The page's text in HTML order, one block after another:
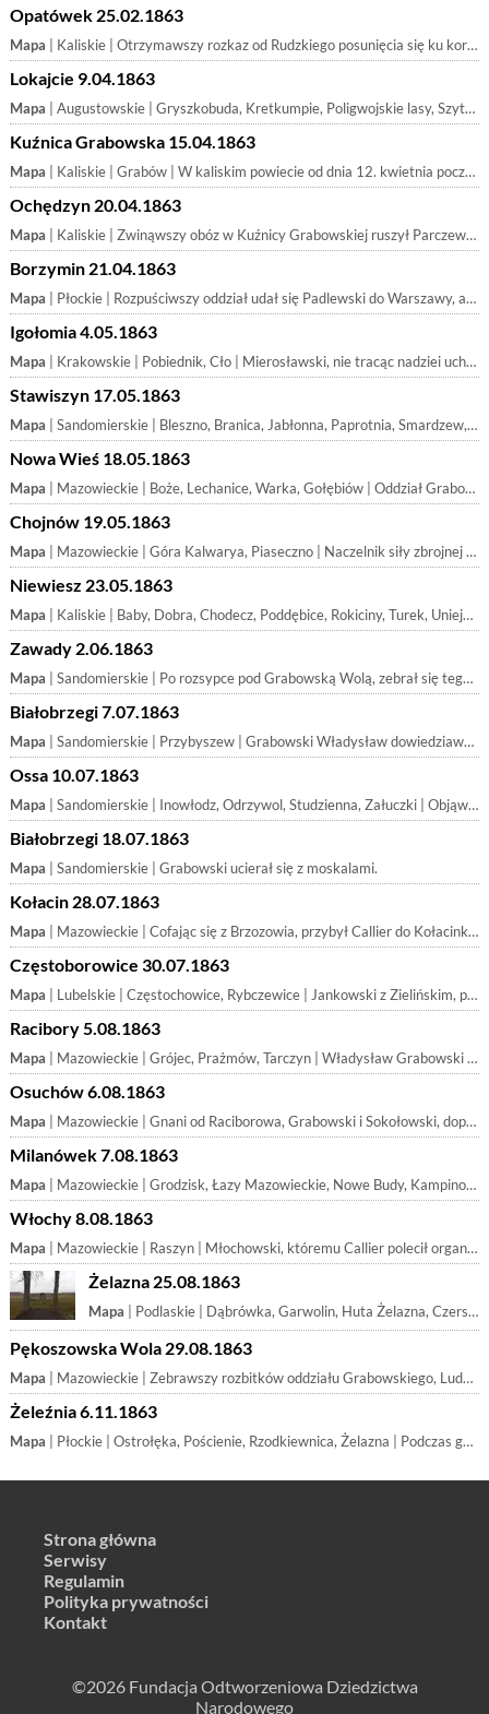
Opatówek 25.02.1863
Mapa | Kaliskie | Otrzymawszy rozkaz od Rudzkiego posunięcia się ku kordonowi po bron, oddział i Józefa Oxińskiego ze szkoły wojskowej w Cuneo, źle uzbrojony, składają
Lokajcie 9.04.1863
Mapa | Augustowskie | Gryszkobuda, Kretkumpie, Poligwojskie lasy, Szytejki, Sapież | ścigany przez znaczniejsze siły moskiewskie, przeniósł Andruszkiewicz obóz na północ bliżej Niemna i ominąwszy Wysoką i Karczową Rudę 7. 4. stanął pod
Kuźnica Grabowska 15.04.1863
Mapa | Kaliskie | Grabów | W kaliskim powiecie od dnia 12. kwietnia począł formować oddział Franciszek Parczewski, mianowany naczelnikiem tegoż powiatu. W czasie organizowania,
Ochędzyn 20.04.1863
Mapa | Kaliskie | Zwinąwszy obóz w Kuźnicy Grabowskiej ruszył Parczewski w kierunku południowo-wschodnim, aby w okolicach Działoszyna połączyć się z celem wspólnego dz
Borzymin 21.04.1863
Mapa | Płockie | Rozpuściwszy oddział udał się Padlewski do Warszawy, aby otrzymać misyę w Lubelskie. Rząd atoli odmówi! mu i nakazał niezwłoczny powrót w Płockie, Pr
Igołomia 4.05.1863
Mapa | Krakowskie | Pobiednik, Cło | Mierosławski, nie tracąc nadziei uchwycenia rządów powstańczych, wysłał do Krakowa Jana Kurzynę celem organizowania na własną rękę, wbrew Rządowi Naro
Stawiszyn 17.05.1863
Mapa | Sandomierskie | Bleszno, Branica, Jabłonna, Paprotnia, Smardzew, Stromiec | Uchodząc przed wojskami Meller-Zakomelskiego Drewnowski, pozostawiając 10 ułanów ochotników ich losowi pod Ulnowein zostawił za sobą aryergardę z 70 s
Nowa Wieś 18.05.1863
Mapa | Mazowieckie | Boże, Lechanice, Warka, Gołębiów | Oddział Grabowskiego, uchodząc przed pościgiem g-la Meller-Zakomelskiego ciągle za mm postępującego, przez wieś Boże zdążał do Pilicy, którą przeszedł
Chojnów 19.05.1863
Mapa | Mazowieckie | Góra Kalwarya, Piaseczno | Naczelnik siły zbrojnej powiatu warszawskiego major Kononowicz zawiadomiony, że moskale po rozbiciu Grabowskiego pod Nową Wsią (p. t) zatrzymali się w
Niewiesz 23.05.1863
Mapa | Kaliskie | Baby, Dobra, Chodecz, Poddębice, Rokiciny, Turek, Uniejów | Oddziały Oborskiego, Włodka i Szumlańskiego pod dowództwem Słupskiego, liczące 1400 ludzi, wkroczywszy z Mazowieckiego w Kaliskie, stoczyły koło Uniej
Zawady 2.06.1863
Mapa | Sandomierskie | Po rozsypce pod Grabowską Wolą, zebrał się tegoż samego dnia wieczorem na nowo oddział Kononowicz a, lecz otoczony zewsząd, rozpuścił Kononowicz ludzi
Białobrzegi 7.07.1863
Mapa | Sandomierskie | Przybyszew | Grabowski Władysław dowiedziawszy się, że w Białobrzegach znajduje się tylko 1 rota piechoty bez dowódcy i 30 kozaków dońskich, rozdzielił po północy
Ossa 10.07.1863
Mapa | Sandomierskie | Inowłodz, Odrzywol, Studzienna, Załuczki | Objąwszy obowiązki dowódcy po Bajerze, który zbyt powolnie pracował nad organizacyą, przez dwa miesiące organizował major Ludwik Żychliński w okolicy
Białobrzegi 18.07.1863
Mapa | Sandomierskie | Grabowski ucierał się z moskalami.
Kołacin 28.07.1863
Mapa | Mazowieckie | Cofając się z Brzozowia, przybył Callier do Kołacinka w zamiarze wypoczęcia w pobliskim Kołacinie. Wobec jednak wiadomości, że tamże znajdują się koza
Częstoborowice 30.07.1863
Mapa | Lubelskie | Częstochowice, Rybczewice | Jankowski z Zielińskim, połączywszy się z oddziałem Grzymały, mając razem około 1000 ludzi, zatrzymali się we dworze w Rybczewicach. Niebawem Grzymała
Racibory 5.08.1863
Mapa | Mazowieckie | Grójec, Prażmów, Tarczyn | Władysław Grabowski w 140 jazdy — w tem resztki 50 ludzi rozbitego przez Krasnowa oddziałku po Bajerze — i 70 piechoty połączył się z Konstantym Sokoł
Osuchów 6.08.1863
Mapa | Mazowieckie | Gnani od Raciborowa, Grabowski i Sokołowski, dopędzeni koło Osuchowa w dalszym ciągu ratowali się ucieczką w stronę Grodziska
Milanówek 7.08.1863
Mapa | Mazowieckie | Grodzisk, Łazy Mazowieckie, Nowe Budy, Kampinos, Płochocin, | Uchodząc z pod Osuchowa Grabowski i Sokołowski zatrzymali się na wypoczynek w Milanówku, gdy konie juz dalej iść nie mogły. Strzelcy zostawieni opodal
Włochy 8.08.1863
Mapa | Mazowieckie | Raszyn | Młochowski, któremu Callier polecił organizowanie piechoty w powiecie rawskim, kontynuując myśl pułkownika, z pozostałymi 30 ludźmi eskorty Calliera,
Żelazna 25.08.1863
Mapa | Podlaskie | Dąbrówka, Garwolin, Huta Żelazna, Czersk, Lubice, Parnawka, | Potyczka ta odbyła się po obu stronach traktu lubelskiego pomiędzy Żelazną (Lubelskie) a Lubicami (Mazowieckie). Po stronie moskiewskiej walczyło 9 ro
Pękoszowska Wola 29.08.1863
Mapa | Mazowieckie | Zebrawszy rozbitków oddziału Grabowskiego, Ludwik Brzozowski pod Pękoszowską Wolą rozbił secinę kozaków i pomknął ze swoją jazdą ku Tomaszowu
Żeleźnia 6.11.1863
Mapa | Płockie | Ostrołęka, Pościenie, Rzodkiewnica, Żelazna | Podczas gdy na zachodzie województwa oddziały w okolicach Lubowidza porozbijane nie mogły już nabrać sił, w środku i na wschodzie województwa organizo
Strona główna
Serwisy
Regulamin
Polityka prywatności
Kontakt
©2026 Fundacja Odtworzeniowa Dziedzictwa
Narodowego